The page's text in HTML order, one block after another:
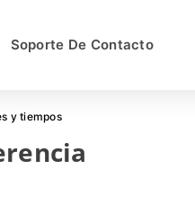
Soporte De Contacto
y tiempos